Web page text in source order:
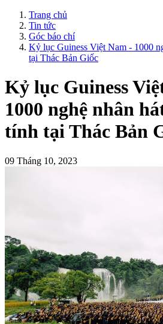
Trang chủ
Tin tức
Góc báo chí
Kỷ lục Guiness Việt Nam - 1000
tại Thác Bản Giốc
Kỷ lục Guiness
1000 nghệ nhân
tính tại Thác Bản
09 Tháng 10, 2023